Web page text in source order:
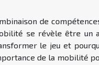
de
se révèle être un
le jeu et
de la mobilité